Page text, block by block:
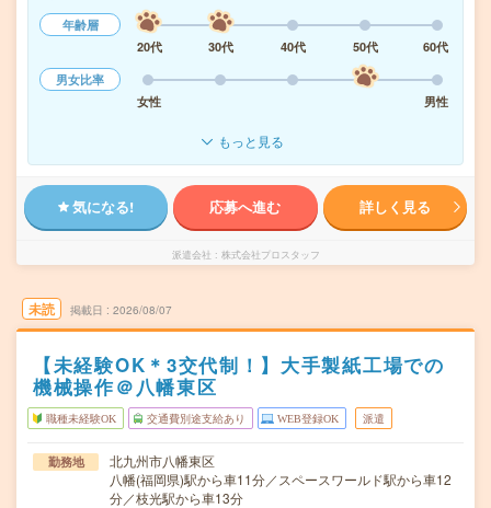
年齢層
20代
30代 40代 50代
60代
男女比率
女性
男性
もっと見る
気になる! 応募へ進む 詳しく見る
派遣会社 株式会社プロスタッフ
未読 掲載日 2026/08/07
【未経験OK＊3交代制！】大手製紙工場での
機械操作＠八幡東区
職種未経験OK 交通費別途支給あり WEB登録OK 派遣
勤務地
北九州市八幡東区
八幡(福岡県)駅から車11分／スペースワールド駅から車12
分／枝光駅から車13分